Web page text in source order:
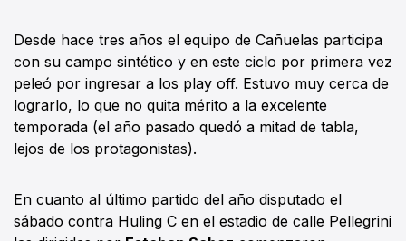
Desde hace tres años el equipo de Cañuelas participa
con su campo sintético y en este ciclo por primera vez
peleó por ingresar a los play off. Estuvo muy cerca de
lograrlo, lo que no quita mérito a la excelente
temporada (el año pasado quedó a mitad de tabla,
lejos de los protagonistas).
En cuanto al último partido del año disputado el
sábado contra Huling C en el estadio de calle Pellegrini